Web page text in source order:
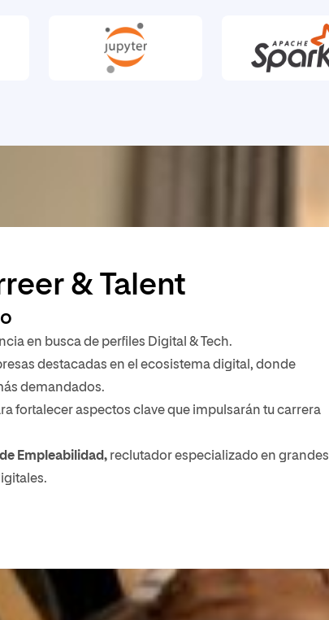
& Talent
en busca de perfiles Digital & Tech.
destacadas en el ecosistema digital, donde
demandados.
fortalecer aspectos clave que impulsarán tu carrera
Empleabilidad, reclutador especializado en grandes